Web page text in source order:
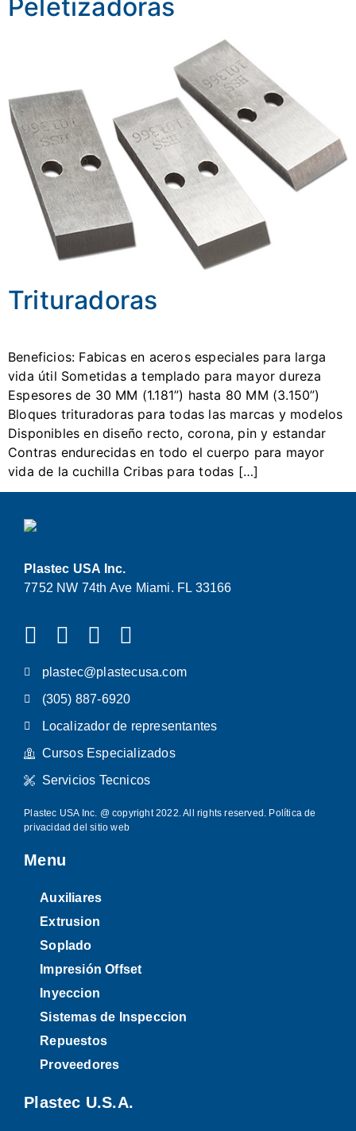
Peletizadoras
Trituradoras
Beneficios: Fabicas en aceros especiales para larga
vida útil Sometidas a templado para mayor dureza
Espesores de 30 MM (1.181”) hasta 80 MM (3.150”)
Bloques trituradoras para todas las marcas y modelos
Disponibles en diseño recto, corona, pin y estandar
Contras endurecidas en todo el cuerpo para mayor
vida de la cuchilla Cribas para todas […]
Plastec USA Inc.
7752 NW 74th Ave Miami. FL 33166
plastec@plastecusa.com
(305) 887-6920
Localizador de representantes
Cursos Especializados
Servicios Tecnicos
Plastec USA Inc. @ copyright 2022. All rights reserved. Política de
privacidad del sitio web
Menu
Auxiliares
Extrusion
Soplado
Impresión Offset
Inyeccion
Sistemas de Inspeccion
Repuestos
Proveedores
Plastec U.S.A.